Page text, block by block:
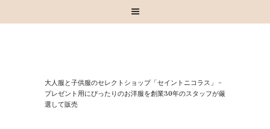
⼤⼈服と⼦供服のセレクトショップ「セイントニコラス」 –
プレゼント⽤にぴったりのお洋服を創業30年のスタッフが厳
選して販売
お知らせ
お買い物